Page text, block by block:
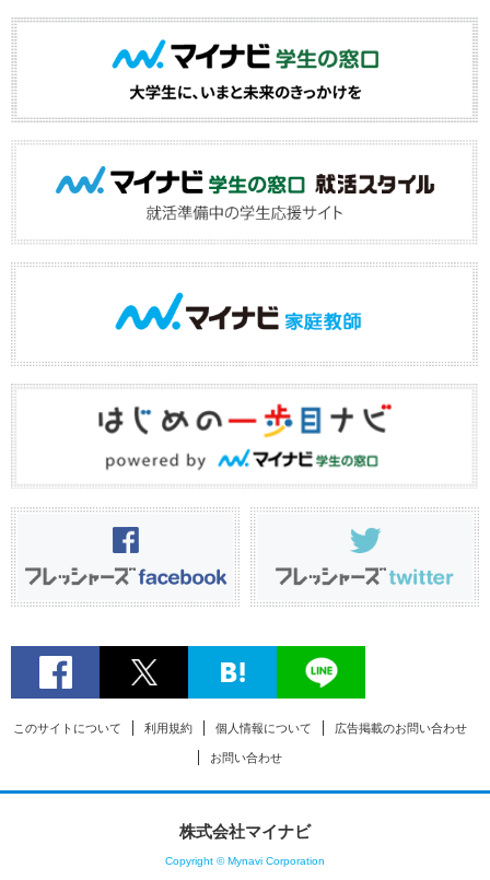
このサイトについて 利用規約 個人情報について 広告掲載のお問い合わせ
お問い合わせ
株式会社マイナビ
Copyright © Mynavi Corporation